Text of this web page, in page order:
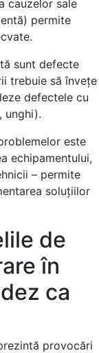
cauzelor sale
permite
sunt defecte
trebuie să învețe
defectele cu
unghi).
este
echipamentului,
– permite
soluțiilor
de
în
ca
provocări